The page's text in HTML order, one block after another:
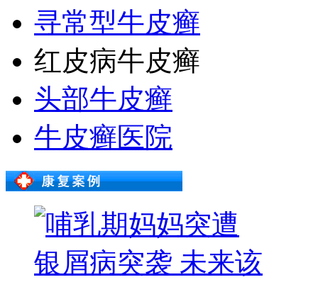
寻常型牛皮癣
红皮病牛皮癣
头部牛皮癣
牛皮癣医院